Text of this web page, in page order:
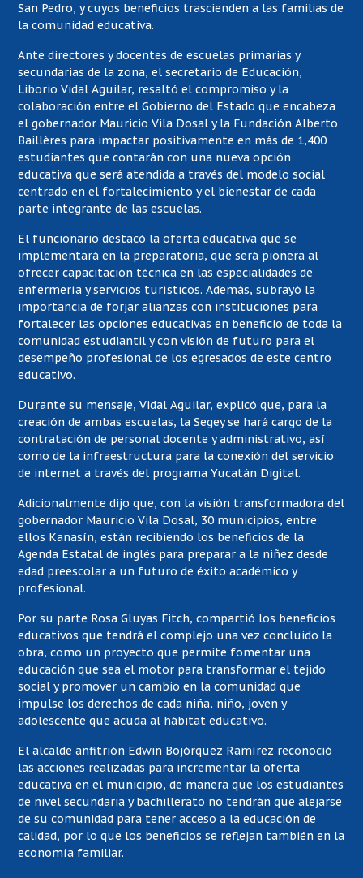
San Pedro, y cuyos beneficios trascienden a las familias de
la comunidad educativa.
Ante directores y docentes de escuelas primarias y
secundarias de la zona, el secretario de Educación,
Liborio Vidal Aguilar, resaltó el compromiso y la
colaboración entre el Gobierno del Estado que encabeza
el gobernador Mauricio Vila Dosal y la Fundación Alberto
Baillères para impactar positivamente en más de 1,400
estudiantes que contarán con una nueva opción
educativa que será atendida a través del modelo social
centrado en el fortalecimiento y el bienestar de cada
parte integrante de las escuelas.
El funcionario destacó la oferta educativa que se
implementará en la preparatoria, que será pionera al
ofrecer capacitación técnica en las especialidades de
enfermería y servicios turísticos. Además, subrayó la
importancia de forjar alianzas con instituciones para
fortalecer las opciones educativas en beneficio de toda la
comunidad estudiantil y con visión de futuro para el
desempeño profesional de los egresados de este centro
educativo.
Durante su mensaje, Vidal Aguilar, explicó que, para la
creación de ambas escuelas, la Segey se hará cargo de la
contratación de personal docente y administrativo, así
como de la infraestructura para la conexión del servicio
de internet a través del programa Yucatán Digital.
Adicionalmente dijo que, con la visión transformadora del
gobernador Mauricio Vila Dosal, 30 municipios, entre
ellos Kanasín, están recibiendo los beneficios de la
Agenda Estatal de inglés para preparar a la niñez desde
edad preescolar a un futuro de éxito académico y
profesional.
Por su parte Rosa Gluyas Fitch, compartió los beneficios
educativos que tendrá el complejo una vez concluido la
obra, como un proyecto que permite fomentar una
educación que sea el motor para transformar el tejido
social y promover un cambio en la comunidad que
impulse los derechos de cada niña, niño, joven y
adolescente que acuda al hábitat educativo.
El alcalde anfitrión Edwin Bojórquez Ramírez reconoció
las acciones realizadas para incrementar la oferta
educativa en el municipio, de manera que los estudiantes
de nivel secundaria y bachillerato no tendrán que alejarse
de su comunidad para tener acceso a la educación de
calidad, por lo que los beneficios se reflejan también en la
economía familiar.